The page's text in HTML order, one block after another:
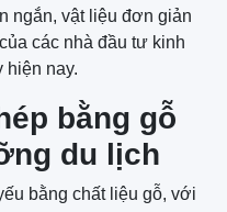
ngắn, vật liệu đơn giản
các nhà đầu tư kinh
hiện nay.
bằng gỗ
du lịch
bằng chất liệu gỗ, với